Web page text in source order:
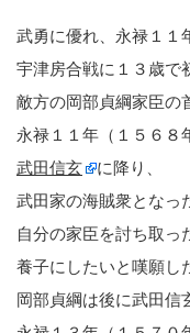
武勇に優れ、永禄１１
宇津房合戦に１３歳で
敵方の岡部貞綱家臣の
永禄１１年（１５６８
武田信玄
に降り、
武田家の海賊衆となっ
自分の家臣を討ち取っ
養子にしたいと嘆願し
岡部貞綱は後に武田信